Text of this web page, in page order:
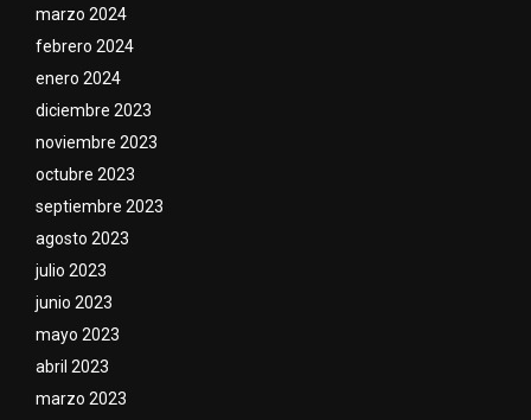
marzo 2024
febrero 2024
enero 2024
diciembre 2023
noviembre 2023
octubre 2023
septiembre 2023
agosto 2023
julio 2023
junio 2023
mayo 2023
abril 2023
marzo 2023